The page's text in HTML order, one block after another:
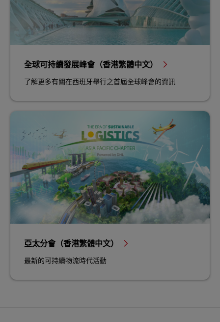
全球可持續發展峰會（香港繁體中文）
了解更多有關在西班牙舉行之首屆全球峰會的資訊
亞太分會（香港繁體中文）
最新的可持續物流時代活動